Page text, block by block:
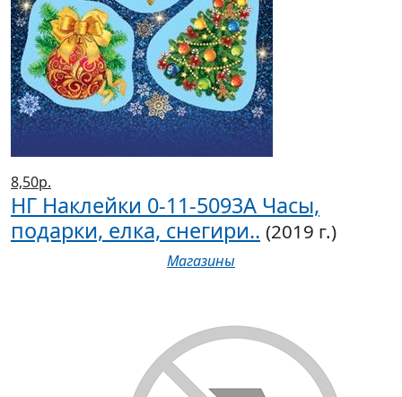
8,50р.
НГ Наклейки 0-11-5093А Часы,
подарки, елка, снегири.. (2019 г.)
Магазины